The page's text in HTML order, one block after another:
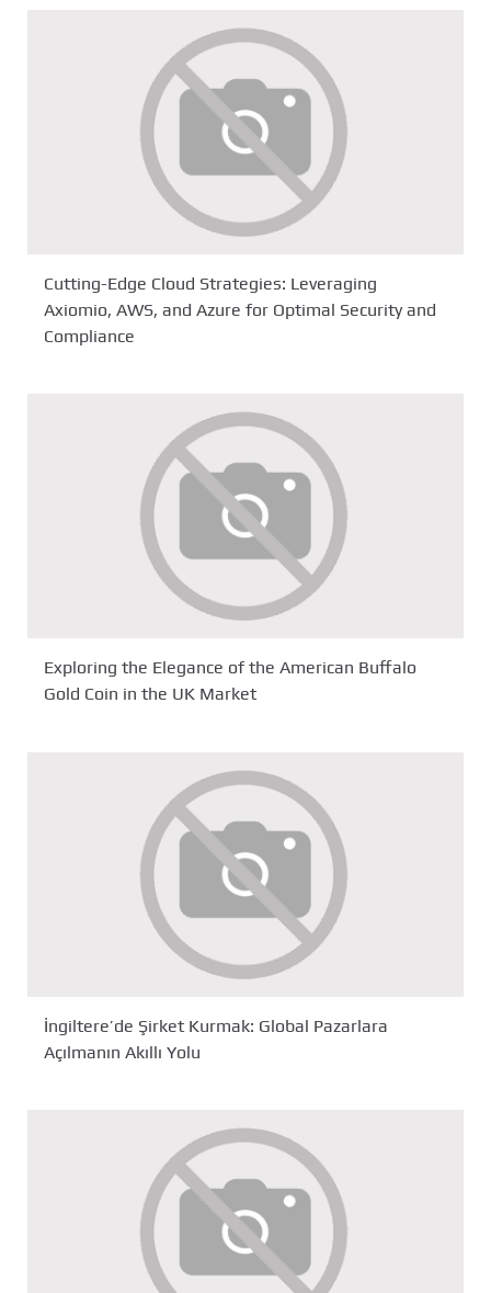
Cutting-Edge Cloud Strategies: Leveraging
Axiomio, AWS, and Azure for Optimal Security and
Compliance
Exploring the Elegance of the American Buffalo
Gold Coin in the UK Market
İngiltere’de Şirket Kurmak: Global Pazarlara
Açılmanın Akıllı Yolu